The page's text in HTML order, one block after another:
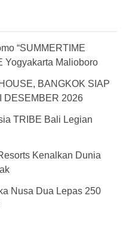
“SUMMERTIME
Yogyakarta Malioboro
BANGKOK SIAP
DESEMBER 2026
TRIBE Bali Legian
Kenalkan Dunia
Nusa Dua Lepas 250